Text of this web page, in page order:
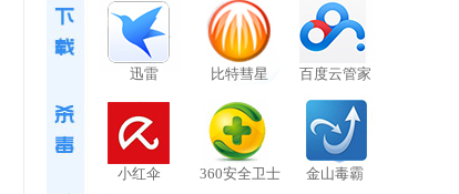
迅雷 比特彗星 百度云管家
小红伞 360安全卫士 金山毒霸